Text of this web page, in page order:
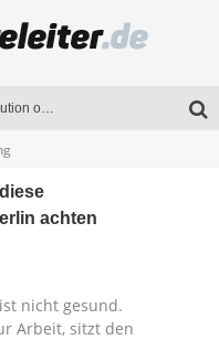
KI im Bildungswesen: Revolution oder Risiko für Schulen und Universitäten?
Seminare als Motivationsmotor – Wie Weiterbildung Mitarbeiter nachhaltig begeistert
achten
nicht gesund.
Arbeit, sitzt den